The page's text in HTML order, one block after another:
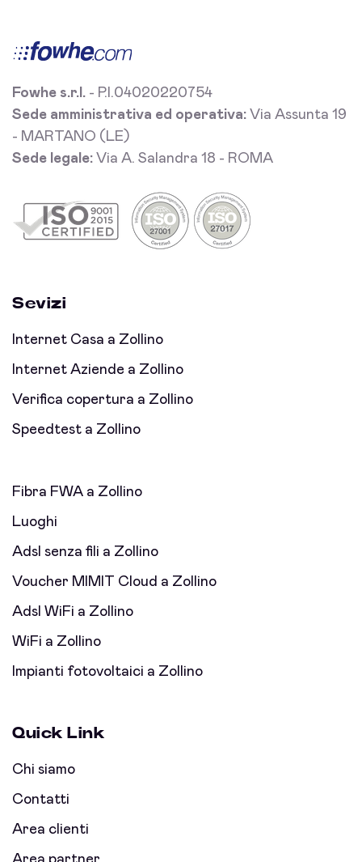
Fowhe s.r.l. - P.I.04020220754
Sede amministrativa ed operativa: Via Assunta 19
- MARTANO (LE)
Sede legale: Via A. Salandra 18 - ROMA
Sevizi
Internet Casa a Zollino
Internet Aziende a Zollino
Verifica copertura a Zollino
Speedtest a Zollino
Fibra FWA a Zollino
Luoghi
Adsl senza fili a Zollino
Voucher MIMIT Cloud a Zollino
Adsl WiFi a Zollino
WiFi a Zollino
Impianti fotovoltaici a Zollino
Quick Link
Chi siamo
Contatti
Area clienti